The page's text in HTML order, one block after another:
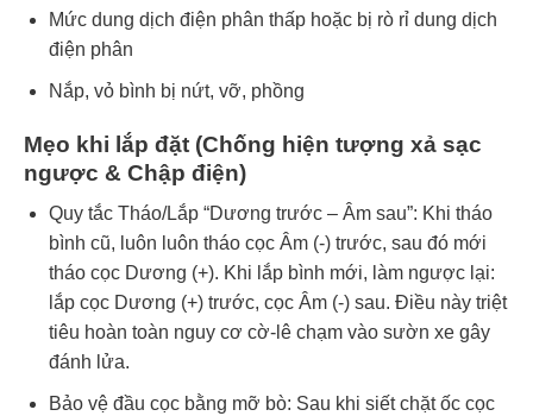
Mức dung dịch điện phân thấp hoặc bị rò rỉ dung dịch
điện phân
Nắp, vỏ bình bị nứt, vỡ, phồng
Mẹo khi lắp đặt (Chống hiện tượng xả sạc
ngược & Chập điện)
Quy tắc Tháo/Lắp “Dương trước – Âm sau”: Khi tháo
bình cũ, luôn luôn tháo cọc Âm (-) trước, sau đó mới
tháo cọc Dương (+). Khi lắp bình mới, làm ngược lại:
lắp cọc Dương (+) trước, cọc Âm (-) sau. Điều này triệt
tiêu hoàn toàn nguy cơ cờ-lê chạm vào sườn xe gây
đánh lửa.
Bảo vệ đầu cọc bằng mỡ bò: Sau khi siết chặt ốc cọc